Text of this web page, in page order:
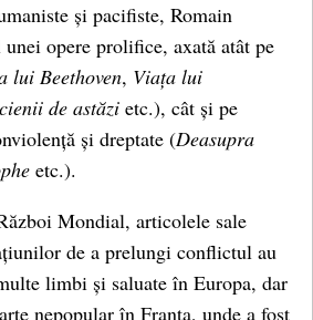
și pacifiste, Romain
opere prolifice, axată atât pe
lui Beethoven, Viața lui
de astăzi etc.), cât și pe
și dreptate (Deasupra
etc.).
Mondial, articolele sale
de a prelungi conflictul au
limbi și saluate în Europa, dar
nepopular în Franța, unde a fost